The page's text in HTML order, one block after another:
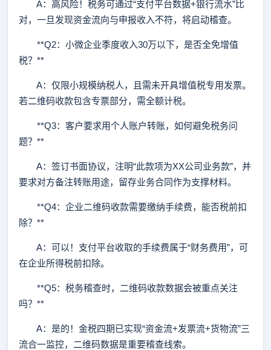
A：高风险！税务可通过“支付平台数据+银行流水”比
对，一旦发现资金流向与申报收入不符，将启动稽查。
**Q2：小微企业季度收入30万以下，是否全免增值
税？**
A：仅限小规模纳税人，且需未开具增值税专用发票。
若二维码收款包含专票部分，需全额计税。
**Q3：客户要求用个人账户转账，如何避免税务问
题？**
A：签订书面协议，注明“此款项为XX公司业务款”，并
要求对方备注转账用途，留存业务合同作为支撑材料。
**Q4：企业二维码收款需要缴纳手续费，能否税前扣
除？**
A：可以！支付平台收取的手续费属于“财务费用”，可
在企业所得税前扣除。
**Q5：税务稽查时，二维码收款数据会被重点关注
吗？**
A：是的！金税四期已实现“资金流+发票流+货物流”三
流合一监控，二维码数据是重要稽查线索。